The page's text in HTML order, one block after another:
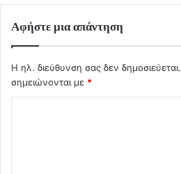
Αφήστε μια απάντηση
Η ηλ. διεύθυνση σας δεν δημοσιεύεται.
σημειώνονται με *